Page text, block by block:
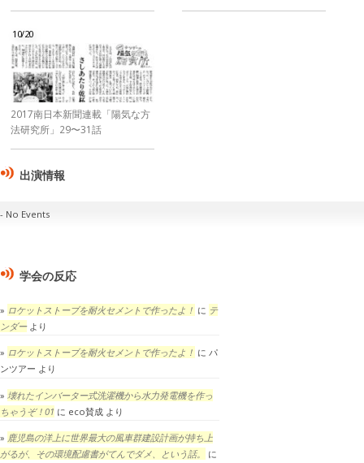
10/20
2017南日本新聞連載「陽気な方
法研究所」29〜31話
出演情報
No Events
学会の反応
ロケットストーブを耐火セメントで作ったよ！ に テ
ンダーより
ロケットストーブを耐火セメントで作ったよ！ に パ
ンツアー より
壊れたインバーター式洗濯機から水力発電機を作っ
ちゃうぞ！01 に eco賛成 より
鹿児島の洋上に世界最大の風車群建設計画が持ち上
がるが、その環境配慮書がてんでダメ、という話。
に